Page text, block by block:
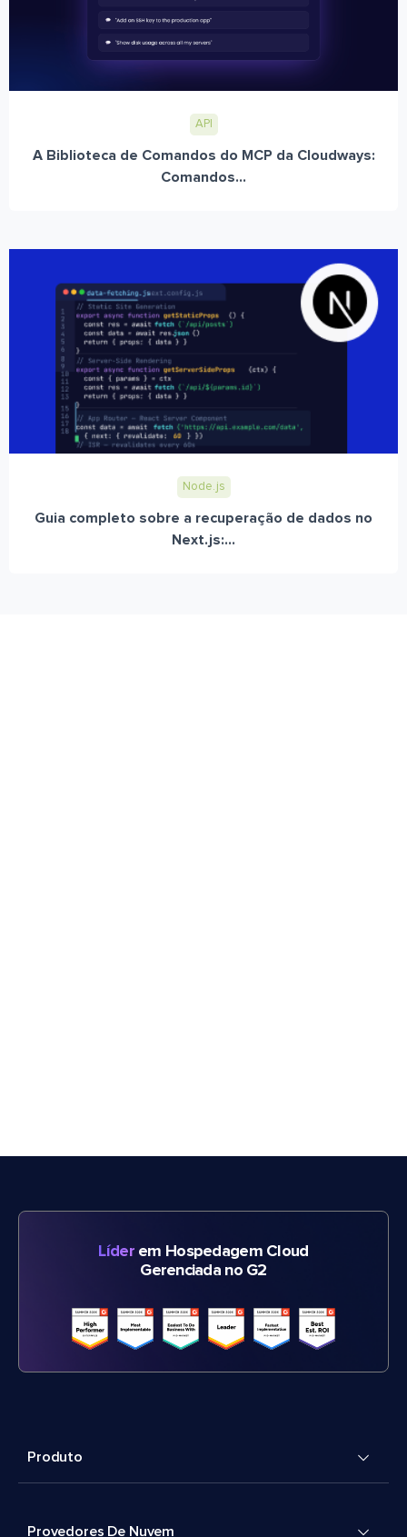
API
A Biblioteca de Comandos do MCP da Cloudways:
Comandos...
Node.js
Guia completo sobre a recuperação de dados no
Next.js:...
Líderem Hospedagem Cloud
Gerenciada no G2
Produto
Provedores De Nuvem